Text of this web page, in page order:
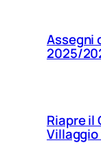
Assegni
2025/
Riapre il
Villaggio